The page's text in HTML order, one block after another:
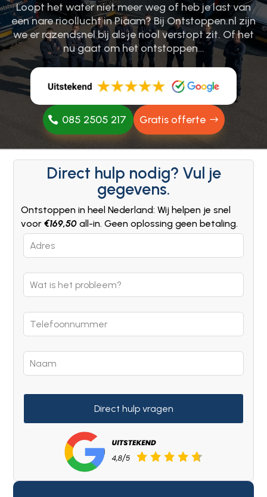
Loopt het water niet meer weg of heb je last van
een nare rioollucht in Piaam? Bij Ontstoppen.​nl zijn
we er razendsnel bij als je riool verstopt zit.​ Of het
nu gaat om het ontstoppen…
085 2505 217 Gratis offerte
Direct hulp nodig? Vul je
gegevens.
Ontstoppen in heel Nederland: Wij helpen je snel
voor€169,50 all-in. Geen oplossing geen betaling.
Leave
this
blank
Direct hulp vragen